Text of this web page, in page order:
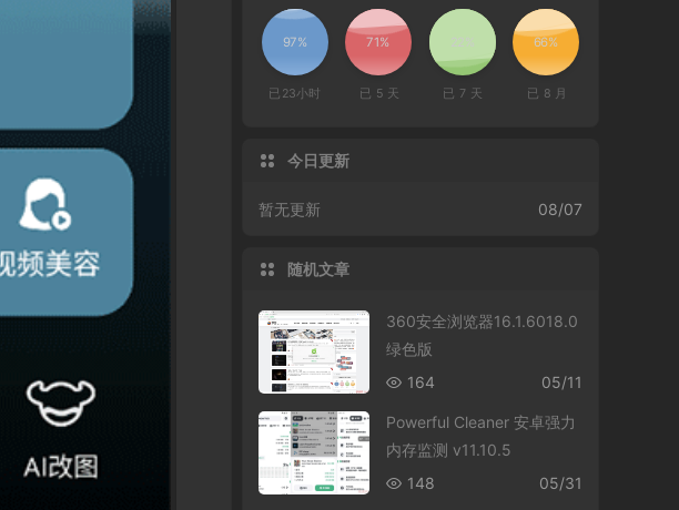
97%
已 23小时
71%
已 5 天
22%
已 7 天
66%
已 8 月
今日更新
08/07
暂无更新
随机文章
360安全浏览器16.1.6018.0
绿色版
05/11
164
Powerful Cleaner 安卓强力
内存监测 v11.10.5
05/31
148